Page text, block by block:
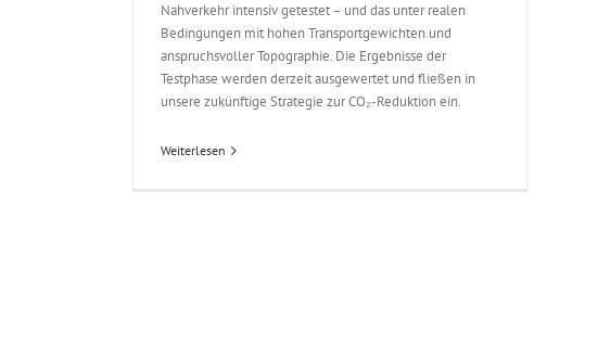
Nahverkehr intensiv getestet – und das unter realen
Bedingungen mit hohen Transportgewichten und
anspruchsvoller Topographie. Die Ergebnisse der
Testphase werden derzeit ausgewertet und fließen in
unsere zukünftige Strategie zur CO₂-Reduktion ein.
Weiterlesen